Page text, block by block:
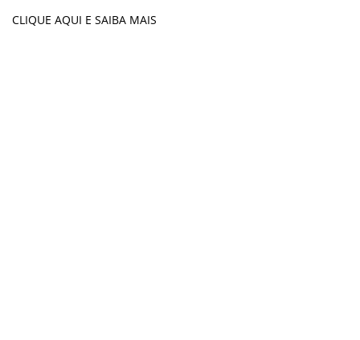
CLIQUE AQUI E SAIBA MAIS